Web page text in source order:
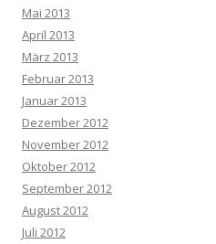
Mai 2013
April 2013
März 2013
Februar 2013
Januar 2013
Dezember 2012
November 2012
Oktober 2012
September 2012
August 2012
Juli 2012